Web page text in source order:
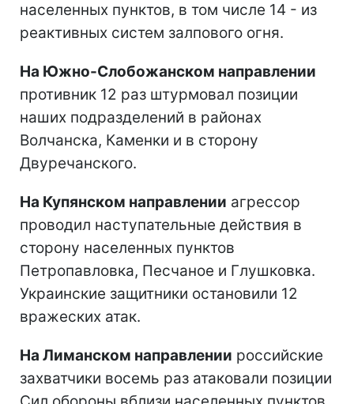
населенных пунктов, в том числе 14 - из
реактивных систем залпового огня.
На Южно-Слобожанском направлении
противник 12 раз штурмовал позиции
наших подразделений в районах
Волчанска, Каменки и в сторону
Двуречанского.
На Купянском направлении агрессор
проводил наступательные действия в
сторону населенных пунктов
Петропавловка, Песчаное и Глушковка.
Украинские защитники остановили 12
вражеских атак.
На Лиманском направлении российские
захватчики восемь раз атаковали позиции